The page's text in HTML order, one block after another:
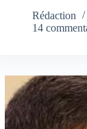
Rédaction
14